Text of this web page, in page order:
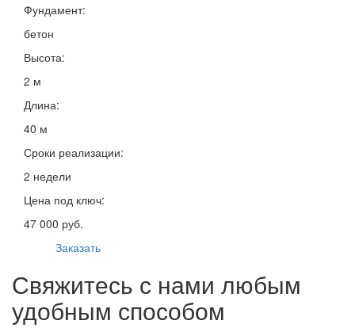
Фундамент:
бетон
Высота:
2 м
Длина:
40 м
Сроки реализации:
2 недели
Цена под ключ:
47 000 руб.
Заказать
Свяжитесь с нами любым
удобным способом